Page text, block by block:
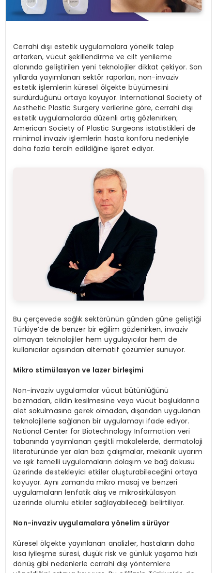
Cerrahi dışı estetik uygulamalara yönelik talep
artarken, vücut şekillendirme ve cilt yenileme
alanında geliştirilen yeni teknolojiler dikkat çekiyor. Son
yıllarda yayımlanan sektör raporları, non-invaziv
estetik işlemlerin küresel ölçekte büyümesini
sürdürdüğünü ortaya koyuyor. International Society of
Aesthetic Plastic Surgery verilerine göre, cerrahi dışı
estetik uygulamalarda düzenli artış gözlenirken;
American Society of Plastic Surgeons istatistikleri de
minimal invaziv işlemlerin hasta konforu nedeniyle
daha fazla tercih edildiğine işaret ediyor.
Bu çerçevede sağlık sektörünün günden güne geliştiği
Türkiye’de de benzer bir eğilim gözlenirken, invaziv
olmayan teknolojiler hem uygulayıcılar hem de
kullanıcılar açısından alternatif çözümler sunuyor.
Mikro stimülasyon ve lazer birleşimi
Non-invaziv uygulamalar vücut bütünlüğünü
bozmadan, cildin kesilmesine veya vücut boşluklarına
alet sokulmasına gerek olmadan, dışarıdan uygulanan
teknolojilerIe sağlanan bir uygulamayı ifade ediyor.
National Center for Biotechnology Information veri
tabanında yayımlanan çeşitli makalelerde, dermatoloji
literatüründe yer alan bazı çalışmalar, mekanik uyarım
ve ışık temelli uygulamaların dolaşım ve bağ dokusu
üzerinde destekleyici etkiler oluşturabileceğini ortaya
koyuyor. Aynı zamanda mikro masaj ve benzeri
uygulamaların lenfatik akış ve mikrosirkülasyon
üzerinde olumlu etkiler sağlayabileceği belirtiliyor.
Non-invaziv uygulamalara yönelim sürüyor
Küresel ölçekte yayınlanan analizler, hastaların daha
kısa iyileşme süresi, düşük risk ve günlük yaşama hızlı
dönüş gibi nedenlerle cerrahi dışı yöntemlere